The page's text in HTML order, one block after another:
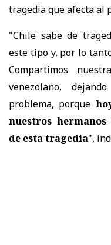
tragedia que afecta al
"Chile sabe de
este tipo y, por lo
Compartimos
venezolano,
problema, porque
nuestros
de esta tragedia",